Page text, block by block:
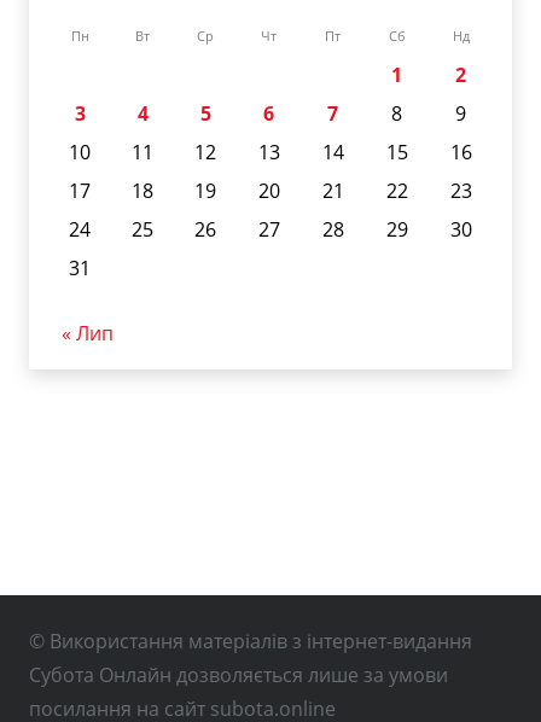
Пн Вт Ср Чт Пт Сб Нд
1
2
3
4 5 6 7 8
9
10
11 12 13 14 15
16
17
18 19 20 21 22
23
24
25 26 27 28 29
30
31
« Лип
© Використання матеріалів з інтернет-видання
Субота Онлайн дозволяється лише за умови
посилання на сайт subota.online